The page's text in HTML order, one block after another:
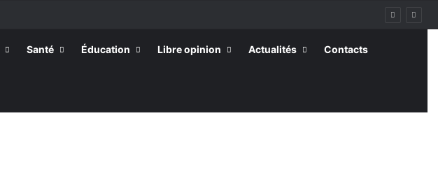
Santé Éducation Libre opinion Actualités Contacts